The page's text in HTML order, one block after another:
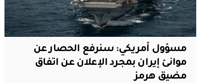
مسؤول أمريكي: سنرفع الحصار عن
موانئ إيران بمجرد الإعلان عن اتفاق
مضيق هرمز